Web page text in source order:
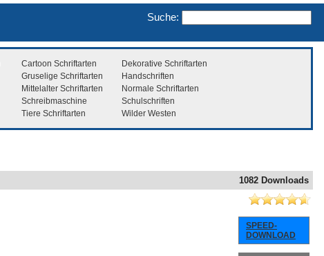
Suche:
Cartoon Schriftarten
Dekorative Schriftarten
Gruselige Schriftarten
Handschriften
Mittelalter Schriftarten
Normale Schriftarten
Schreibmaschine
Schulschriften
Tiere Schriftarten Wilder Westen
1082 Downloads
SPEED-
DOWNLOAD